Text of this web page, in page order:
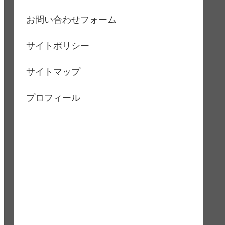
お問い合わせフォーム
サイトポリシー
サイトマップ
プロフィール